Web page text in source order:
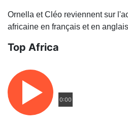
Ornella et Cléo reviennent sur
africaine en français et en
Top Africa
0:00